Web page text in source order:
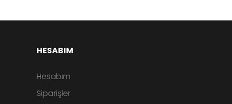
HESABIM
Hesabım
Siparişler